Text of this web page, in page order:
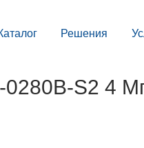
Решения
S2 4